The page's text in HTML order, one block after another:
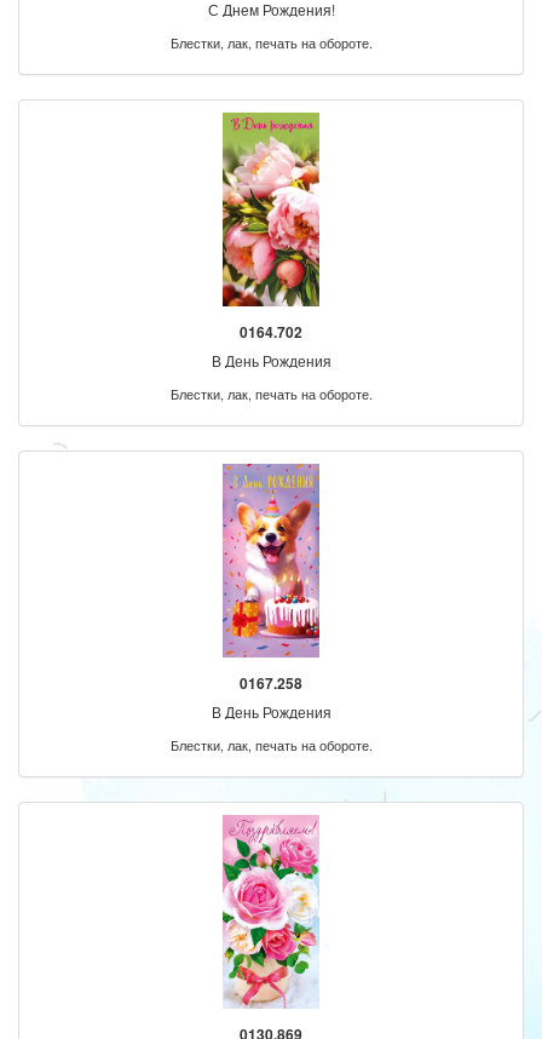
С Днем Рождения!
Блестки, лак, печать на обороте.
0164.702
В День Рождения
Блестки, лак, печать на обороте.
0167.258
В День Рождения
Блестки, лак, печать на обороте.
0130.869